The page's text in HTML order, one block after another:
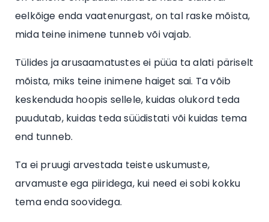
eelkõige enda vaatenurgast, on tal raske mõista,
mida teine inimene tunneb või vajab.
Tülides ja arusaamatustes ei püüa ta alati päriselt
mõista, miks teine inimene haiget sai. Ta võib
keskenduda hoopis sellele, kuidas olukord teda
puudutab, kuidas teda süüdistati või kuidas tema
end tunneb.
Ta ei pruugi arvestada teiste uskumuste,
arvamuste ega piiridega, kui need ei sobi kokku
tema enda soovidega.